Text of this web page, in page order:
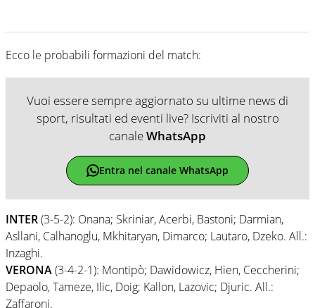
Ecco le probabili formazioni del match:
Vuoi essere sempre aggiornato su ultime news di
sport, risultati ed eventi live? Iscriviti al nostro
canaleWhatsApp
Entra nel canale WhatsApp
INTER(3-5-2): Onana; Skriniar, Acerbi, Bastoni; Darmian,
Asllani, Calhanoglu, Mkhitaryan, Dimarco; Lautaro, Dzeko. All.:
Inzaghi.
VERONA(3-4-2-1): Montipò; Dawidowicz, Hien, Ceccherini;
Depaolo, Tameze, Ilic, Doig; Kallon, Lazovic; Djuric. All.:
Zaffaroni.